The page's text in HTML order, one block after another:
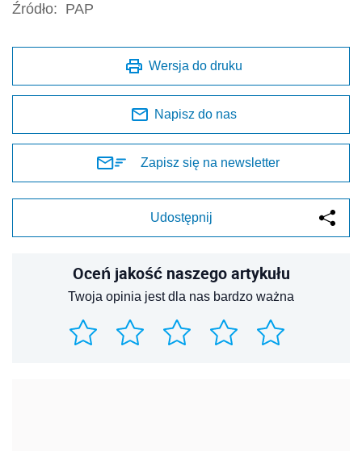
Źródło: PAP
Wersja do druku
Napisz do nas
Zapisz się na newsletter
Udostępnij
Oceń jakość naszego artykułu
Twoja opinia jest dla nas bardzo ważna